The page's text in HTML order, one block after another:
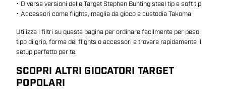
• Diverse versioni delle Target Stephen Bunting steel tip e soft tip
• Accessori come flights, maglia da gioco e custodia Takoma
Utilizza i filtri su questa pagina per ordinare facilmente per peso,
tipo di grip, forma dei flights o accessori e trovare rapidamente il
setup perfetto per te.
SCOPRI ALTRI GIOCATORI TARGET
POPOLARI